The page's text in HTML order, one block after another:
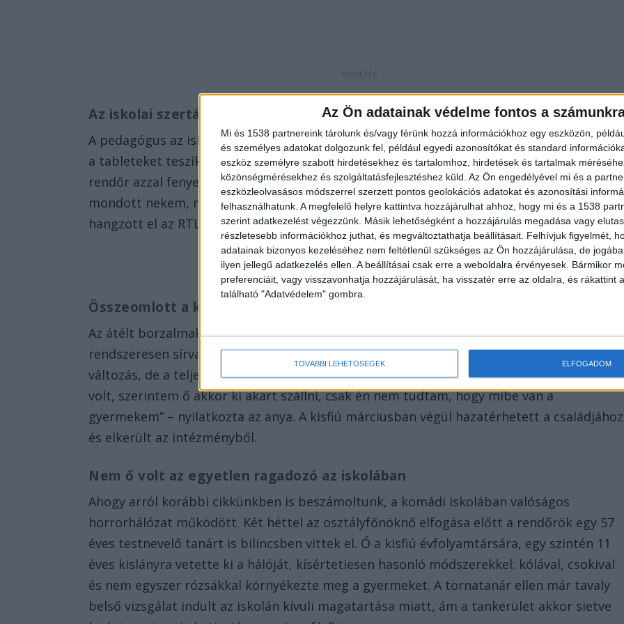
Az Ön adatainak védelme fontos a
Mi és 1538 partnereink tárolunk és/vagy férünk hozzá információkhoz egy eszközön,
és személyes adatokat dolgozunk fel, például egyedi azonosítókat és standard
eszköz személyre szabott hirdetésekhez és tartalomhoz, hirdetések és tartalmak
közönségmérésekhez és szolgáltatásfejlesztéshez küld. Az Ön engedélyével mi és a
eszközleolvasásos módszerrel szerzett pontos geolokációs adatokat és azonosítási
felhasználhatunk. A megfelelő helyre kattintva hozzájárulhat ahhoz, hogy mi és a 1538
szerint adatkezelést végezzünk. Másik lehetőségként a hozzájárulás megadása vagy
részletesebb információkhoz juthat, és megváltoztathatja beállításait. Felhívjuk figyelmét,
adatainak bizonyos kezeléséhez nem feltétlenül szükséges az Ön hozzájárulása, de
ilyen jellegű adatkezelés ellen. A beállításai csak erre a weboldalra érvényesek. Bármikor
preferenciáit, vagy visszavonhatja hozzájárulását, ha visszatér erre az oldalra, és rákattint
található "Adatvédelem" gombra.
TOVÁBBI LEHETŐSÉGEK ELFOGADOM
Az iskolai szertárban is molesztálta a fiút
A pedagógus az iskola digitális szertárát is használta a zaklatásra, azzal az indokkal,
a tableteket teszik fel a töltőre. „Elkezdett fenyegetni, a többiekkel, hogy valami
rendőr azzal fenyegetett, másokkal megveret, ha én ezt elmondom valakinek… ilyeneket
mondott nekem, meg megbuktat!” – emlékezett vissza a kisfiú a kíméletlen zsarolásra,
hangzott el az RTL Híradóban.
Összeomlott a kisfiú, az anyja is érezte a bajt
Az átélt borzalmak teljesen tönkretették a gyermek lelkivilágát. Az alkalmak után
rendszeresen sírva ment vissza a gyermekotthonba, a nevelőknek pedig feltűnt a
változás, de a teljes igazságra sokáig nem derült fény. „Lelkileg megtört, sírt, honvágya
volt, szerintem ő akkor ki akart szállni, csak én nem tudtam, hogy mibe van a
gyermekem” – nyilatkozta az anya. A kisfiú márciusban végül hazatérhetett a
és elkerült az intézményből.
Nem ő volt az egyetlen ragadozó az iskolában
Ahogy arról korábbi cikkünkben is beszámoltunk, a komádi iskolában valóságos
horrorhálózat működött. Két héttel az osztályfőnöknő elfogása előtt a rendőrök egy 57
éves testnevelő tanárt is bilincsben vittek el. Ő a kisfiú évfolyamtársára, egy szintén 11
éves kislányra vetette ki a hálóját, kísértetiesen hasonló módszerekkel: kólával, csokival
és nem egyszer rózsákkal környékezte meg a gyermeket. A tornatanár ellen már tavaly
belső vizsgálat indult az iskolán kívüli magatartása miatt, ám a tankerület akkor sietve